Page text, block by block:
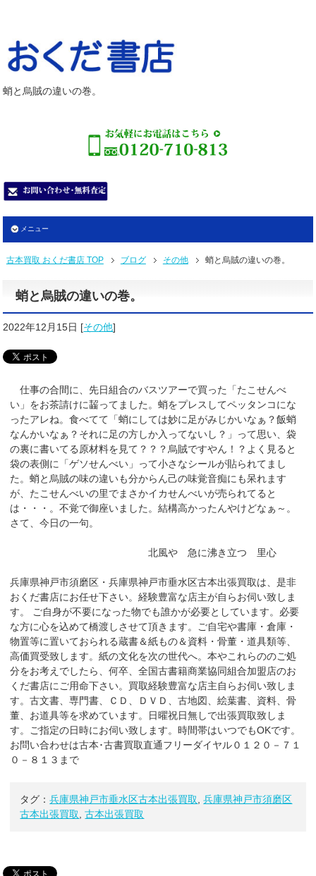
蛸と烏賊の違いの巻。
メニュー
古本買取 おくだ書店 TOP ブログ その他 蛸と烏賊の違いの巻。
蛸と烏賊の違いの巻。
2022年12月15日 [その他]
仕事の合間に、先日組合のバスツアーで買った「たこせんべ
い」をお茶請けに齧ってました。蛸をプレスしてペッタンコにな
ったアレね。食べてて「蛸にしては妙に足がみじかいなぁ？飯蛸
なんかいなぁ？それに足の方しか入ってないし？」って思い、袋
の裏に書いてる原材料を見て？？？烏賊ですやん！？よく見ると
袋の表側に「ゲソせんべい」って小さなシールが貼られてまし
た。蛸と烏賊の味の違いも分からん己の味覚音痴にも呆れます
が、たこせんべいの里でまさかイカせんべいが売られてると
は・・・。不覚で御座いました。結構高かったんやけどなぁ～。
さて、今日の一句。
北風や 急に沸き立つ 里心
兵庫県神戸市須磨区・兵庫県神戸市垂水区古本出張買取は、是非
おくだ書店にお任せ下さい。経験豊富な店主が自らお伺い致しま
す。 ご自身が不要になった物でも誰かが必要としています。必要
な方に心を込めて橋渡しさせて頂きます。ご自宅や書庫・倉庫・
物置等に置いておられる蔵書＆紙もの＆資料・骨董・道具類等、
高価買受致します。紙の文化を次の世代へ。本やこれらののご処
分をお考えでしたら、何卒、全国古書籍商業協同組合加盟店のお
くだ書店にご用命下さい。買取経験豊富な店主自らお伺い致しま
す。古文書、専門書、ＣＤ、ＤＶＤ、古地図、絵葉書、資料、骨
董、お道具等を求めています。日曜祝日無しで出張買取致しま
す。ご指定の日時にお伺い致します。時間帯はいつでもOKです。
お問い合わせは古本･古書買取直通フリーダイヤル０１２０－７１
０－８１３まで
タグ：兵庫県神戸市垂水区古本出張買取 ,兵庫県神戸市須磨区
古本出張買取
,古本出張買取